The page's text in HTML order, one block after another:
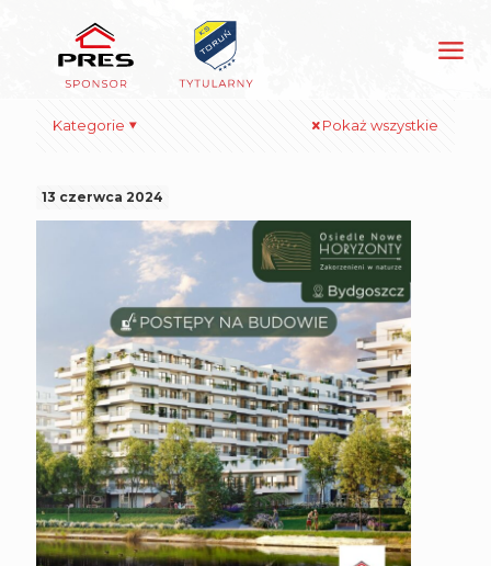
Kategorie Pokaż wszystkie
13 czerwca 2024